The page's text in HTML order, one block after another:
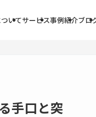
いてサービス事例紹介ブロ
手口と突